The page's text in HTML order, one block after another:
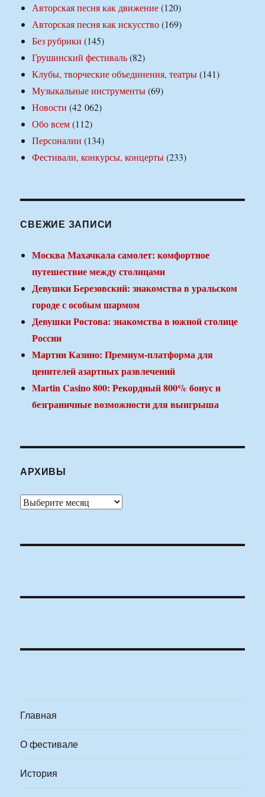
Авторская песня как движение(120)
Авторская песня как искусство(169)
Без рубрики (145)
Грушинский фестиваль(82)
Клубы, творческие объединения, театры(141)
Музыкальные инструменты(69)
Новости (42 062)
Обо всем(112)
Персоналии (134)
Фестивали, конкурсы, концерты(233)
СВЕЖИЕ ЗАПИСИ
Москва Махачкала самолет: комфортное
путешествие между столицами
Девушки Березовский: знакомства в уральском
городе с особым шармом
Девушки Ростова: знакомства в южной столице
России
Мартин Казино: Премиум-платформа для
ценителей азартных развлечений
Martin Casino 800: Рекордный 800% бонус и
безграничные возможности для выигрыша
АРХИВЫ
Архивы
Главная
О фестивале
История